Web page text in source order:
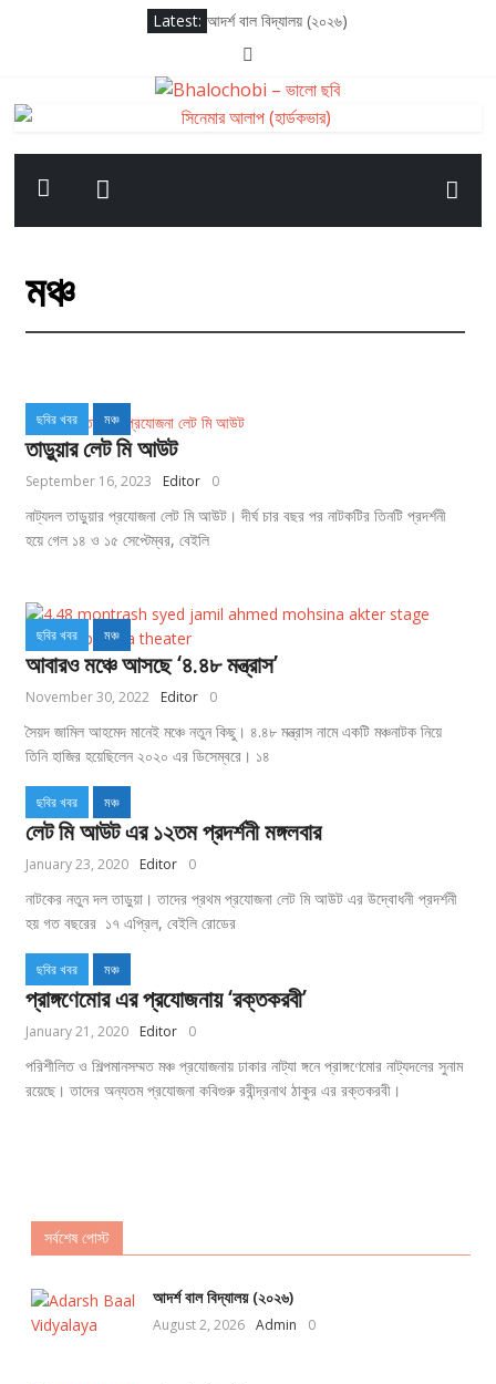
Latest: আদর্শ বাল বিদ্যালয় (২০২৬)
সাকসেশন সিজন থ্রি
দ্য ওডিসি (২০২৬)
সাতলুজ (২০২৬)
মঞ্চ
ছবির খবর মঞ্চ
তাড়ুয়ার লেট মি আউট
September 16, 2023 Editor 0
নাট্যদল তাড়ুয়ার প্রযোজনা লেট মি আউট। দীর্ঘ চার বছর পর নাটকটির তিনটি প্রদর্শনী
হয়ে গেল ১৪ ও ১৫ সেপ্টেম্বর, বেইলি
ছবির খবর মঞ্চ
আবারও মঞ্চে আসছে ‘৪.৪৮ মন্ত্রাস’
November 30, 2022 Editor 0
সৈয়দ জামিল আহমেদ মানেই মঞ্চে নতুন কিছু। ৪.৪৮ মন্ত্রাস নামে একটি মঞ্চনাটক নিয়ে
তিনি হাজির হয়েছিলেন ২০২০ এর ডিসেম্বরে। ১৪
ছবির খবর মঞ্চ
লেট মি আউট এর ১২তম প্রদর্শনী মঙ্গলবার
January 23, 2020 Editor 0
নাটকের নতুন দল তাড়ুয়া। তাদের প্রথম প্রযোজনা লেট মি আউট এর উদ্বোধনী প্রদর্শনী
হয় গত বছরের ১৭ এপ্রিল, বেইলি রোডের
ছবির খবর মঞ্চ
প্রাঙ্গণেমোর এর প্রযোজনায় ‘রক্তকরবী’
January 21, 2020 Editor 0
পরিশীলিত ও শিল্পমানসম্মত মঞ্চ প্রযোজনায় ঢাকার নাট্যা ঙ্গনে প্রাঙ্গণেমোর নাট্যদলের সুনাম
রয়েছে। তাদের অন্যতম প্রযোজনা কবিগুরু রবীন্দ্রনাথ ঠাকুর এর রক্তকরবী।
সর্বশেষ পোস্ট
আদর্শ বাল বিদ্যালয় (২০২৬)
August 2, 2026 Admin 0